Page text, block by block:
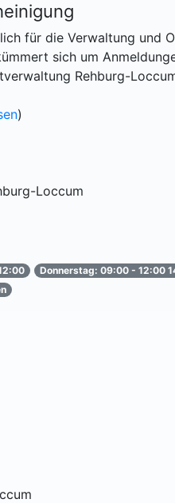
für die Verwaltung und
sich um
Rehburg-
)
Loccum
Donnerstag: 09:00 - 12:00